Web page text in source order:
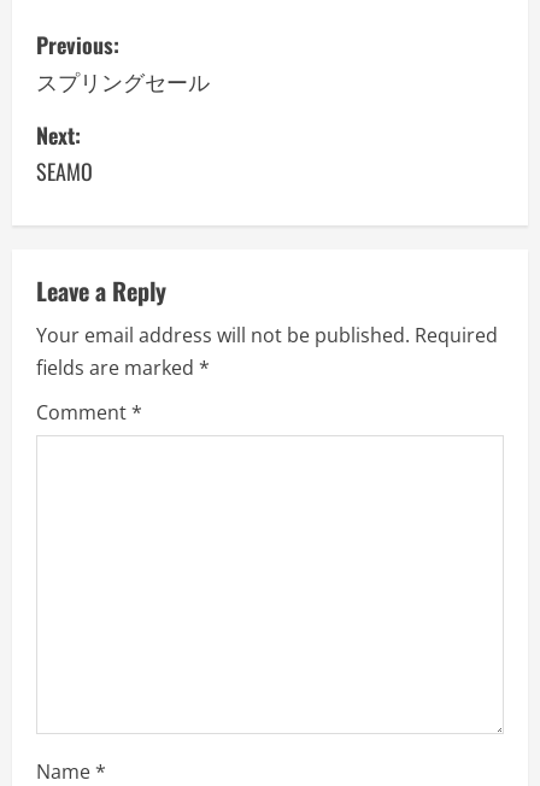
P
o
s
t
n
a
v
i
g
Previous:
スプリングセール
Next:
SEAMO
Leave a Reply
Your email address will not be published. Required
fields are marked *
Comment*
Name*